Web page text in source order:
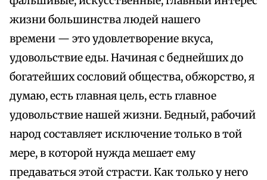
жизни большинства людей нашего
времени — это удовлетворение вкуса,
удовольствие еды. Начиная с беднейших до
богатейших сословий общества, обжорство, я
думаю, есть главная цель, есть главное
удовольствие нашей жизни. Бедный, рабочий
народ составляет исключение только в той
мере, в которой нужда мешает ему
предаваться этой страсти. Как только у него